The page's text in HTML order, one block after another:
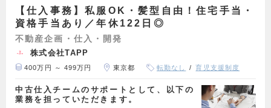
【仕入事務】私服OK・髪型自由！住宅手当・
資格手当あり／年休122日◎
不動産企画・仕入・開発
株式会社TAPP
400万円 ～ 499万円 東京都 転勤なし 育児支援制度
中古仕入チームのサポートとして、以下の
業務を担っていただきます。